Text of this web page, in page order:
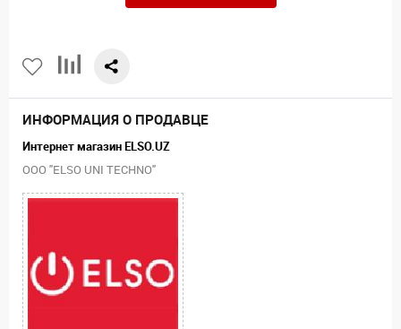
ИНФОРМАЦИЯ О ПРОДАВЦЕ
Интернет магазин ELSO.UZ
ООО "ELSO UNI TECHNO"